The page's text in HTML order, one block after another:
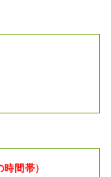
時間帯）